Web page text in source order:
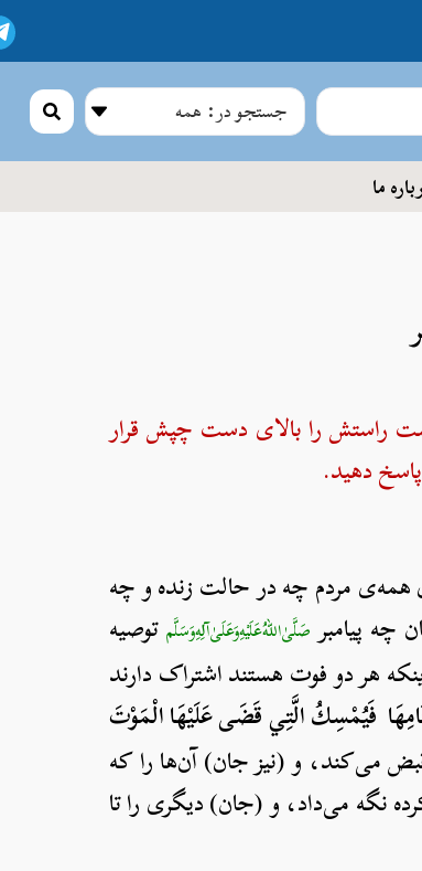
جستجو در: همه
ما
راستش را بالای دست چپش قرار
دهید.
همه‌ی مردم چه در حالت زنده و چه
پیامبر صَلَّىٰ‌اللهُ‌عَلَيْهِ‌وَعَلَىٰ‌آلِهِ‌وَسَلَّم توصیه
هر دو فوت هستند اشتراک دارند
فَيُمْسِكُ الَّتِي قَضَى عَلَيْهَا الْمَوْتَ
قبض می‌کند، و (نیز جان) آن‌ها را که
نگه می‌داد، و (جان) دیگری را تا